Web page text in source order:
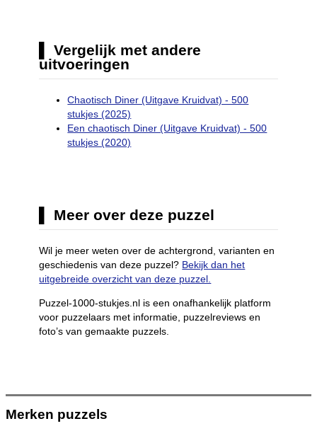
Vergelijk met andere
uitvoeringen
Chaotisch Diner (Uitgave Kruidvat) - 500
stukjes (2025)
Een chaotisch Diner (Uitgave Kruidvat) - 500
stukjes (2020)
Meer over deze puzzel
Wil je meer weten over de achtergrond, varianten en
geschiedenis van deze puzzel? Bekijk dan het
uitgebreide overzicht van deze puzzel.
Puzzel-1000-stukjes.nl is een onafhankelijk platform
voor puzzelaars met informatie, puzzelreviews en
foto’s van gemaakte puzzels.
Merken puzzels